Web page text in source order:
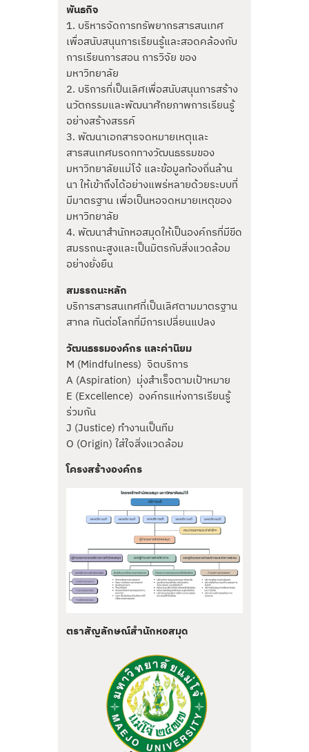
พันธกิจ
1. บริหารจัดการทรัพยากรสารสนเทศ
เพื่อสนับสนุนการเรียนรู้และสอดคล้องกับ
การเรียนการสอน การวิจัย ของ
มหาวิทยาลัย
2. บริการที่เป็นเลิศเพื่อสนับสนุนการสร้าง
นวัตกรรมและพัฒนาศักยภาพการเรียนรู้
อย่างสร้างสรรค์
3. พัฒนาเอกสารจดหมายเหตุและ
สารสนเทศมรดกทางวัฒนธรรมของ
มหาวิทยาลัยแม่โจ้ และข้อมูลท้องถิ่นล้าน
นา ให้เข้าถึงได้อย่างแพร่หลายด้วยระบบที่
มีมาตรฐาน เพื่อเป็นหอจดหมายเหตุของ
มหาวิทยาลัย
4. พัฒนาสำนักหอสมุดให้เป็นองค์กรที่มีขีด
สมรรถนะสูงและเป็นมิตรกับสิ่งแวดล้อม
อย่างยั่งยืน
สมรรถนะหลัก
บริการสารสนเทศที่เป็นเลิศตามมาตรฐาน
สากล ทันต่อโลกที่มีการเปลี่ยนแปลง
วัฒนธรรมองค์กร และค่านิยม
M (Mindfulness) จิตบริการ
A (Aspiration) มุ่งสำเร็จตามเป้าหมาย
E (Excellence) องค์กรแห่งการเรียนรู้
ร่วมกัน
J (Justice) ทำงานเป็นทีม
O (Origin) ใส่ใจสิ่งแวดล้อม
โครงสร้างองค์กร
ตราสัญลักษณ์สำนักหอสมุด